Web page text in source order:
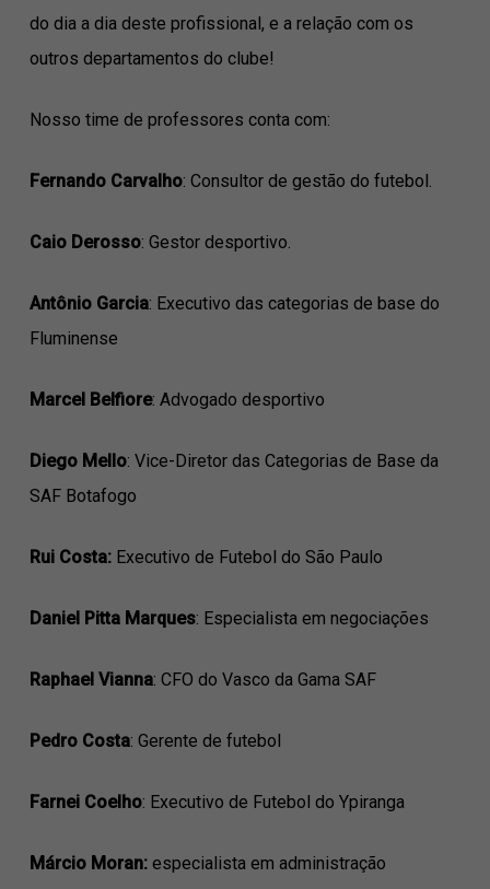
do dia a dia deste profissional, e a relação com os
outros departamentos do clube!
Nosso time de professores conta com:
Fernando Carvalho: Consultor de gestão do futebol.
Caio Derosso: Gestor desportivo.
Antônio Garcia: Executivo das categorias de base do
Fluminense
Marcel Belfiore: Advogado desportivo
Diego Mello: Vice-Diretor das Categorias de Base da
SAF Botafogo
Rui Costa:Executivo de Futebol do São Paulo
Daniel Pitta Marques: Especialista em negociações
Raphael Vianna: CFO do Vasco da Gama SAF
Pedro Costa: Gerente de futebol
Farnei Coelho: Executivo de Futebol do Ypiranga
Márcio Moran:especialista em administração